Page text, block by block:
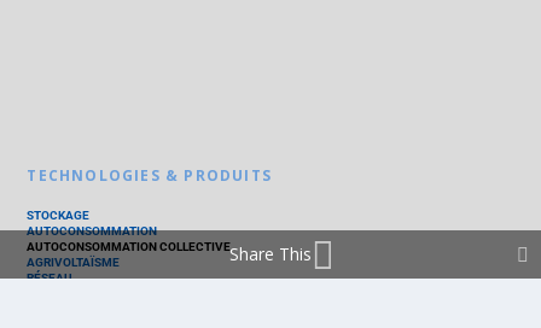
TECHNOLOGIES & PRODUITS
STOCKAGE
AUTOCONSOMMATION
AUTOCONSOMMATION COLLECTIVE
AGRIVOLTAÏSME
RÉSEAU
Share This